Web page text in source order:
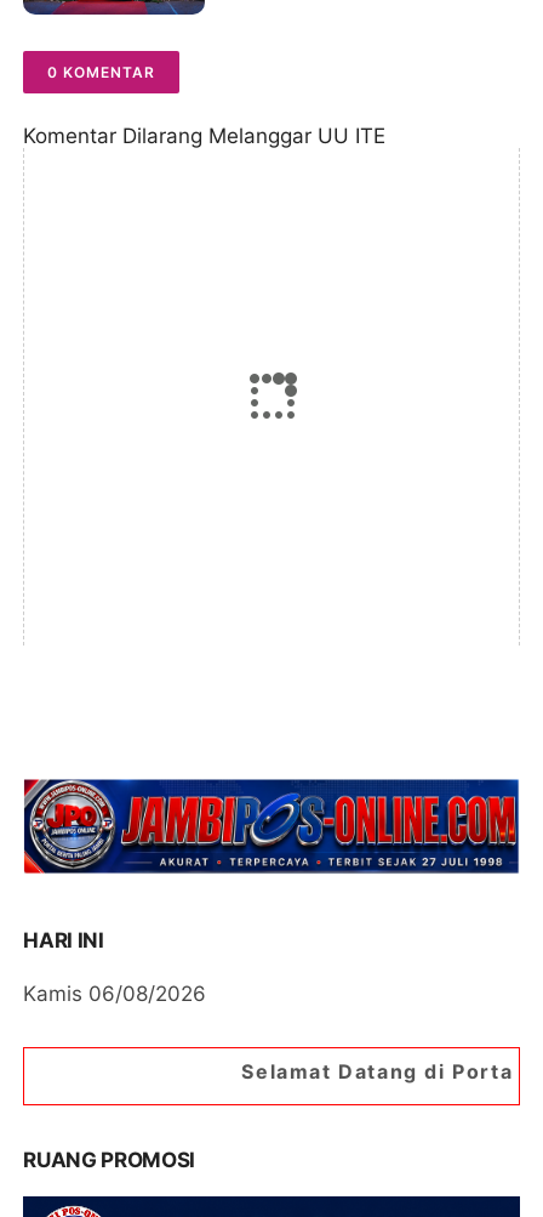
0 KOMENTAR
Komentar Dilarang Melanggar UU ITE
HARI INI
Kamis 06/08/2026
Selamat Datang di Portal Berita Jambipos
RUANG PROMOSI